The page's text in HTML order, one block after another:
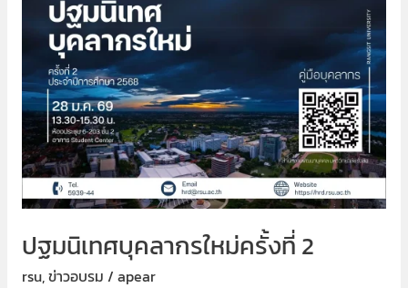
ปฐมนิเทศบุคลากรใหม่ครั้งที่ 2
rsu,ข่าวอบรม / apear
2